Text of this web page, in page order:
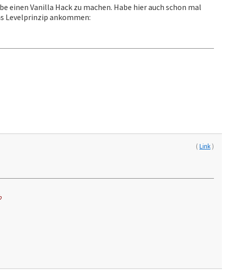
einen Vanilla Hack zu machen. Habe hier auch schon mal
Levelprinzip ankommen:
(Link)